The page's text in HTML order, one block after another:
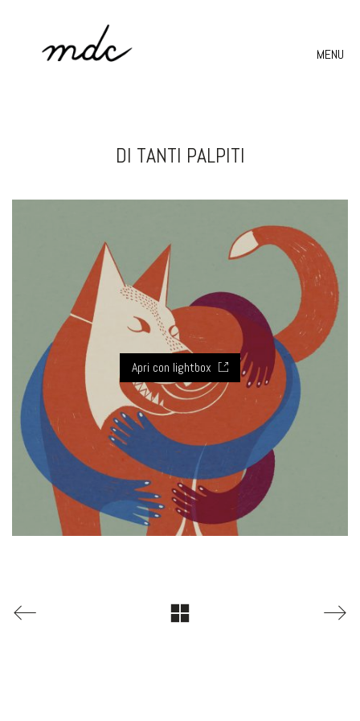
MENU
DI TANTI PALPITI
Apri con lightbox